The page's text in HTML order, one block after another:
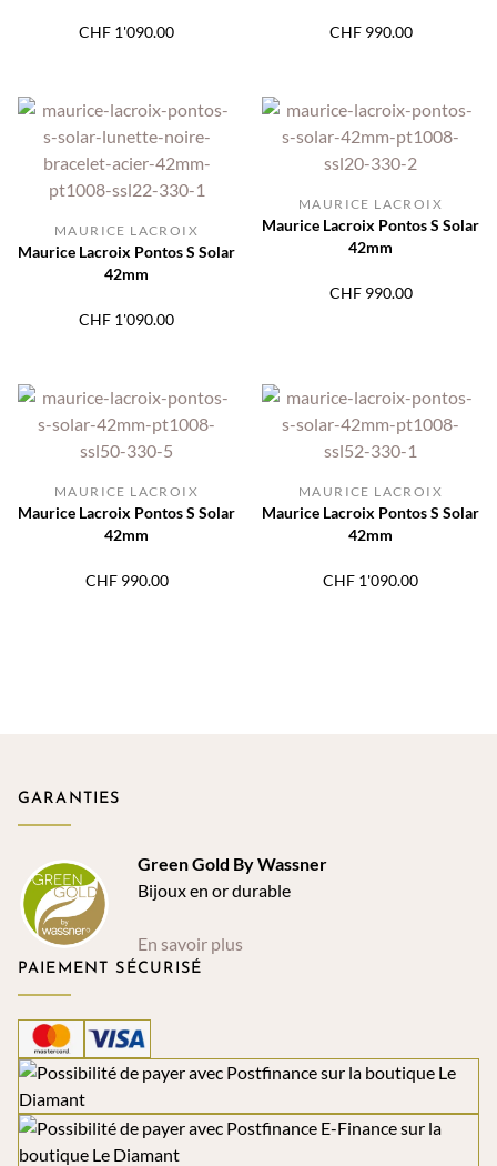
CHF 1'090.00 CHF990.00
Maurice Lacroix Pontos S Solar
42mm
MAURICE LACROIX
CHF 1'090.00
Maurice Lacroix Pontos S Solar
42mm
MAURICE LACROIX
CHF990.00
Maurice Lacroix Pontos S Solar
42mm
MAURICE LACROIX
CHF990.00
Maurice Lacroix Pontos S Solar
42mm
MAURICE LACROIX
CHF 1'090.00
GARANTIES
Green Gold By Wassner
Bijoux en or durable
En savoir plus
PAIEMENT SÉCURISÉ